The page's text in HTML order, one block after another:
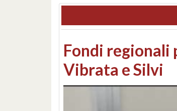
Montesilvano,
lungomare:
abusiva